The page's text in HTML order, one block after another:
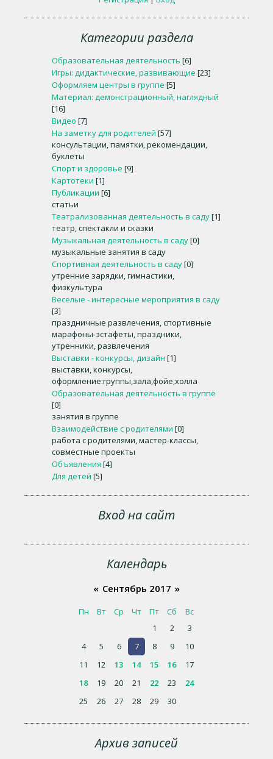
Категории раздела
Образовательная деятельность [6]
Игры: дидактические, развивающие [23]
Оформляем центры в группе [5]
Материал: демонстрационный, наглядный
[16]
Видео [7]
На заметку для родителей [57]
консультации, памятки, рекомендации,
буклеты
Спорт и здоровье [9]
Картотеки [1]
Публикации [6]
статьи
Театрализованная деятельность в саду[1]
театр, спектакли и сказки
Музыкальная деятельность в саду[0]
музыкальные занятия в саду
Спортивная деятельность в саду[0]
утренние зарядки, гимнастики,
физкультура
Веселые - интересные мероприятия в саду
[3]
праздничные развлечения, спортивные
марафоны-эстафеты, праздники,
утренники, развлечения
Выставки - конкурсы, дизайн [1]
выставки, конкурсы,
оформление:группы,зала,фойе,холла
Образовательная деятельность в группе
[0]
занятия в группе
Взаимодействие с родителями [0]
работа с родителями, мастер-классы,
совместные проекты
Объявления [4]
Для детей [5]
Вход на сайт
Календарь
« Сентябрь 2017 »
Пн Вт Ср Чт Пт Сб
Вс
1
2
3
4
5 6 7 8 9
10
11
12 13 14 15 16
17
18
19 20 21 22 23
24
25
26 27 28 29 30
Архив записей